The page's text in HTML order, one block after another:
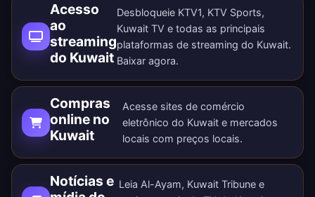
Acesso
ao
streaming
do Kuwait
Desbloqueie KTV1, KTV Sports,
Kuwait TV e todas as principais
plataformas de streaming do Kuwait.
Baixar agora.
Compras
online no
Kuwait
Acesse sites de comércio
eletrônico do Kuwait e mercados
locais com preços locais.
Notícias e Leia Al-Ayam, Kuwait Tribune e